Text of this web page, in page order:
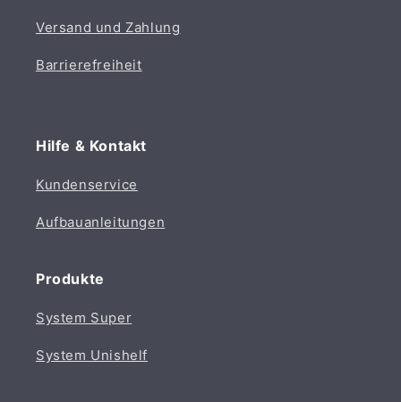
Versand und Zahlung
Barrierefreiheit
Hilfe & Kontakt
Kundenservice
Aufbauanleitungen
Produkte
System Super
System Unishelf